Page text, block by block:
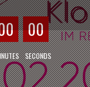
00
SECONDS